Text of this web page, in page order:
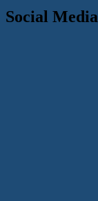
Social Media